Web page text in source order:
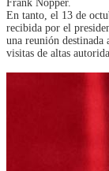
Frank Nopper.
En tanto, el 13 de
recibida por el
una reunión
visitas de altas